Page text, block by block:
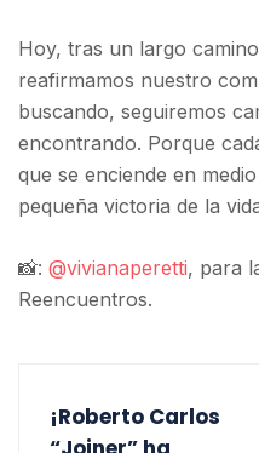
Hoy, tras un largo
reafirmamos nuestro
buscando, seguiremos
encontrando. Porque
que se enciende en
pequeña victoria de la
📸: @vivianaperetti, para
Reencuentros.
¡Roberto Carlos